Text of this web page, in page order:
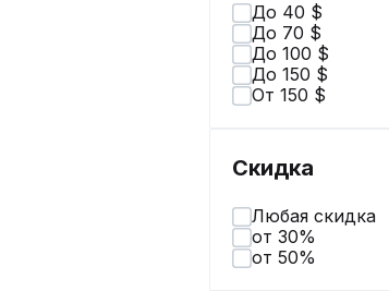
До 40 $
До 70 $
До 100 $
До 150 $
От 150 $
Скидка
Любая скидка
от 30%
от 50%